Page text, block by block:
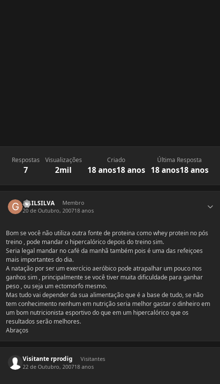
Respostas
7
Visualizações
2mil
Criado
18 anos18 anos
Última Resposta
18 anos18 anos
GUILSILVA
Membro
20 de Outubro, 200718 anos
Bom se você não utiliza outra fonte de proteina como whey protein no pós
treino , pode mandar o hipercalórico depois do treino sim.
Seria legal mandar no café da manhã também pois é uma das refeiçoes
mais importantes do dia.
A natação por ser um exercício aeróbico pode atrapalhar um pouco nos
ganhos sim , principalmente se você tiver muita dificuldade para ganhar
peso , ou seja um ectomorfo mesmo.
Mas tudo vai depender da sua alimentação que é a base de tudo, se não
tem conhecimento nenhum em nutrição seria melhor gastar o dinheiro em
um bom nutricionista esportivo do que em um hipercalórico que os
resultados serão melhores.
Abraços
Visitante rprodig
Visitantes
22 de Outubro, 200718 anos